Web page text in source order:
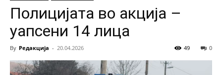
Полицијата во акција –
уапсени 14 лица
By Редакција - 20.04.2026 0
49